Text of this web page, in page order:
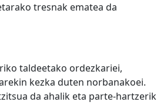
tresnak ematea da
taldeetako ordezkariei,
kezka duten norbanakoei.
da ahalik eta parte-hartzerik